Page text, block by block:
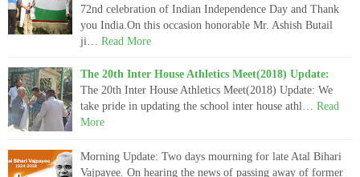
72nd celebration of Indian Independence Day and Thank
you India.On this occasion honorable Mr. Ashish Butail
ji…
Read More
The 20th Inter House Athletics Meet(2018) Update:
The 20th Inter House Athletics Meet(2018) Update: We
take pride in updating the school inter house athl…
Read
More
Morning Update: Two days mourning for late Atal Bihari
Vajpayee. On hearing the news of passing away of former